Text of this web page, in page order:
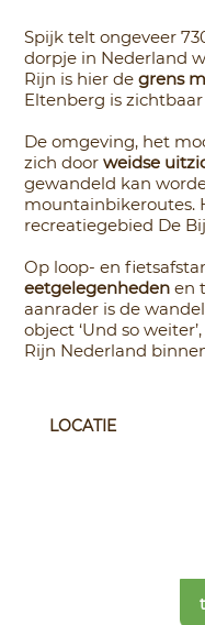
Spijk telt ongeveer
dorpje in Nederland
Rijn is hier degrens
Eltenberg is
De omgeving, het
zich doorweidse
gewandeld kan
mountainbikeroutes.
recreatiegebied De
Op loop- en
eetgelegenhedenen
aanrader is de
object ‘Und so
Rijn Nederland
LOCATIE